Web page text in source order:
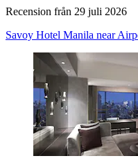
Recension från 29 juli 2026
Savoy Hotel Manila near